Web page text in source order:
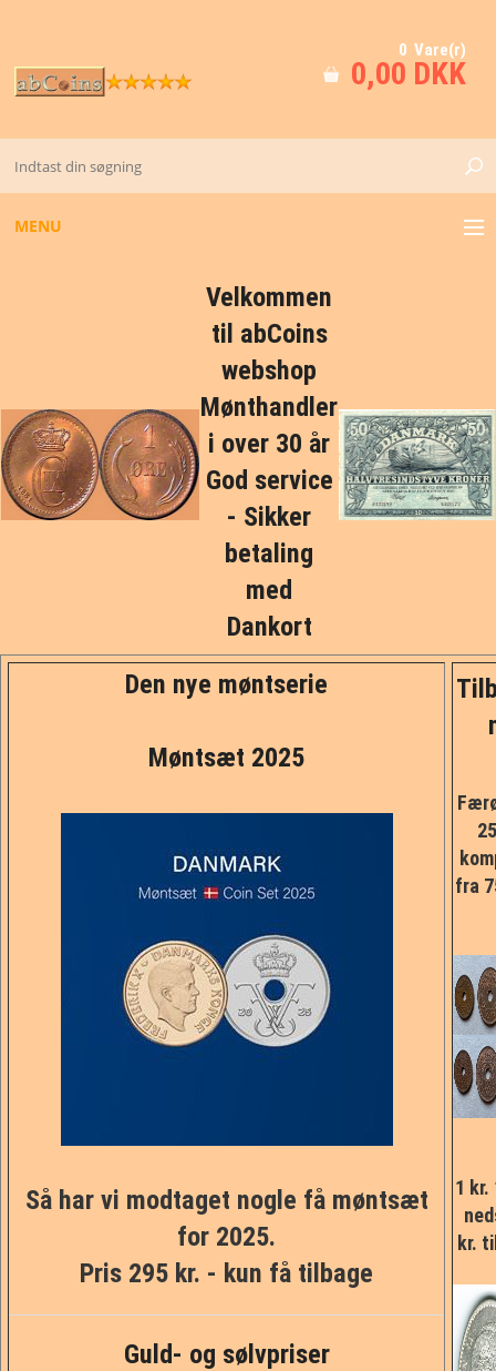
0 Vare(r)
0,00 DKK
MENU
DK FØR 1874
DK FRA 1873
PRØVE/FEJL
MARKED
VILKÅR
SØGNING
Velkommen
til abCoins
webshop
Mønthandler
i over 30 år
God service
- Sikker
betaling
med
Dankort
Den nye møntserie
Møntsæt 2025
Så har vi modtaget nogle få møntsæt
for 2025.
Pris 295 kr. - kun få tilbage
Guld- og sølvpriser
fra
1 kr.
kr.